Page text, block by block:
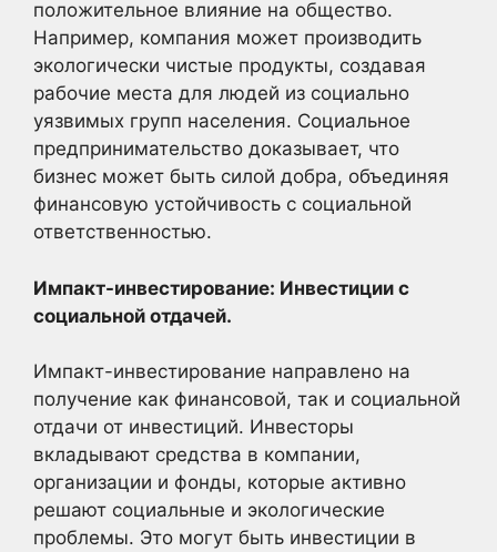
положительное влияние на общество.
Например, компания может производить
экологически чистые продукты, создавая
рабочие места для людей из социально
уязвимых групп населения. Социальное
предпринимательство доказывает, что
бизнес может быть силой добра, объединяя
финансовую устойчивость с социальной
ответственностью.
Импакт-инвестирование: Инвестиции с
социальной отдачей.
Импакт-инвестирование направлено на
получение как финансовой, так и социальной
отдачи от инвестиций. Инвесторы
вкладывают средства в компании,
организации и фонды, которые активно
решают социальные и экологические
проблемы. Это могут быть инвестиции в